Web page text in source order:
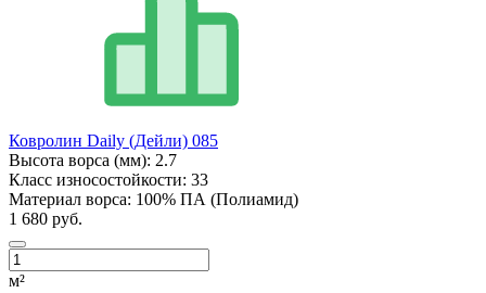
Ковролин Daily (Дейли) 085
Высота ворса (мм): 2.7
Класс износостойкости: 33
Материал ворса: 100% ПА (Полиамид)
1 680 руб.
м²